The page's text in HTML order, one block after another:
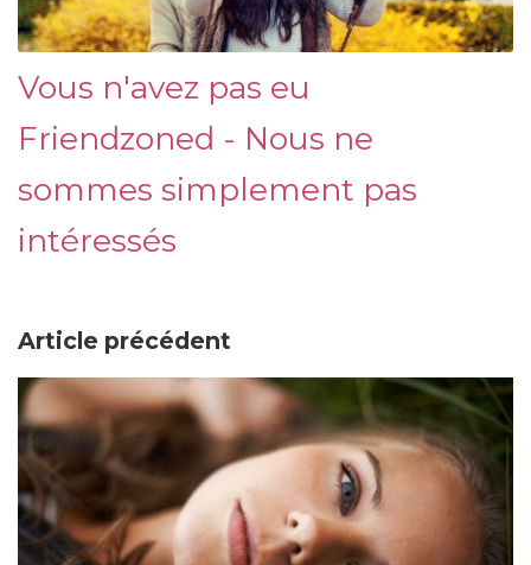
Vous n'avez pas eu
Friendzoned - Nous ne
sommes simplement pas
intéressés
Article précédent